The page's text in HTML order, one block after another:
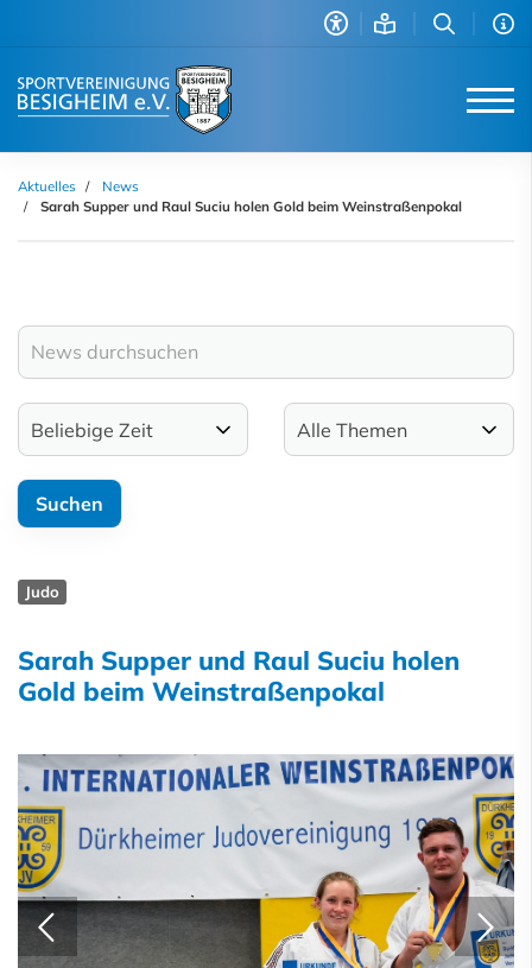
Aktuelles
News
Sarah Supper und Raul Suciu holen Gold beim Weinstraßenpokal
Judo
Sarah Supper und Raul Suciu holen
Gold beim Weinstraßenpokal